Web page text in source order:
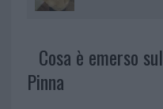
Cosa è emerso
Pinna